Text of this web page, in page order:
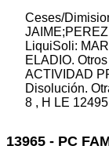
Ceses/
LiquiSoli:
ELADIO.
ACTIVIDAD
Disolución.
8 , H LE
13965 - PC